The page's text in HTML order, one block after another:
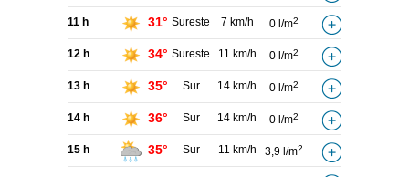
11 h 31° Sureste 7 km/h 0 l/m2
12 h 34° Sureste 11 km/h 0 l/m2
13 h 35° Sur 14 km/h 0 l/m2
14 h 36° Sur 14 km/h 0 l/m2
15 h 35° Sur 11 km/h 3,9 l/m2